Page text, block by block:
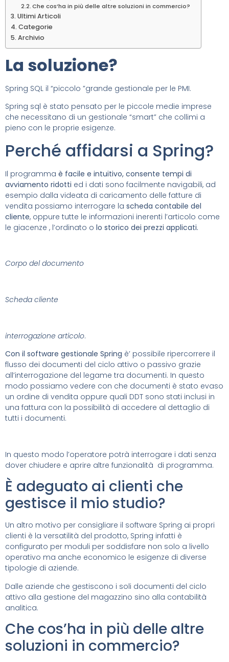
Che cos’ha in più delle altre soluzioni in commercio?
Ultimi Articoli
Categorie
Archivio
La soluzione?
Spring SQL il “piccolo ”grande gestionale per le PMI.
Spring sql è stato pensato per le piccole medie imprese
che necessitano di un gestionale “smart” che collimi a
pieno con le proprie esigenze.
Perché affidarsi a Spring?
Il programma è facile e intuitivo, consente tempi di
avviamento ridotti ed i dati sono facilmente navigabili, ad
esempio dalla videata di caricamento delle fatture di
vendita possiamo interrogare la scheda contabile del
cliente, oppure tutte le informazioni inerenti l’articolo come
le giacenze , l’ordinato o lo storico dei prezzi applicati.
Corpo del documento
Scheda cliente
interrogazione articolo.
Con il software gestionale Spring è’ possibile ripercorrere il
flusso dei documenti del ciclo attivo o passivo grazie
all’interrogazione del legame tra documenti. In questo
modo possiamo vedere con che documenti è stato evaso
un ordine di vendita oppure quali DDT sono stati inclusi in
una fattura con la possibilità di accedere al dettaglio di
tutti i documenti.
In questo modo l’operatore potrà interrogare i dati senza
dover chiudere e aprire altre funzionalità di programma.
È adeguato ai clienti che
gestisce il mio studio?
Un altro motivo per consigliare il software Spring ai propri
clienti è la versatilità del prodotto, Spring infatti è
configurato per moduli per soddisfare non solo a livello
operativo ma anche economico le esigenze di diverse
tipologie di aziende.
Dalle aziende che gestiscono i soli documenti del ciclo
attivo alla gestione del magazzino sino alla contabilità
analitica.
Che cos’ha in più delle altre
soluzioni in commercio?